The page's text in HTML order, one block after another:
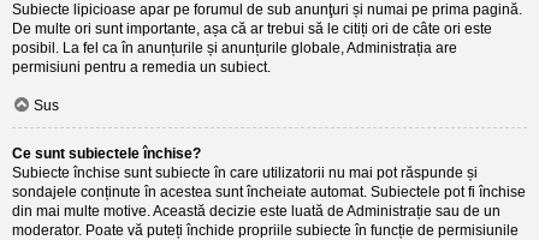
Subiecte lipicioase apar pe forumul de sub anunţuri și numai pe prima pagină.
De multe ori sunt importante, așa că ar trebui să le citiți ori de câte ori este
posibil. La fel ca în anunțurile și anunțurile globale, Administrația are
permisiuni pentru a remedia un subiect.
Sus
Ce sunt subiectele închise?
Subiecte închise sunt subiecte în care utilizatorii nu mai pot răspunde și
sondajele conținute în acestea sunt încheiate automat. Subiectele pot fi închise
din mai multe motive. Această decizie este luată de Administrație sau de un
moderator. Poate vă puteți închide propriile subiecte în funcție de permisiunile